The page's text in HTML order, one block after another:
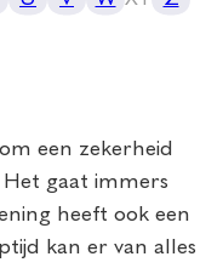
een zekerheid
gaat immers
heeft ook een
kan er van alles